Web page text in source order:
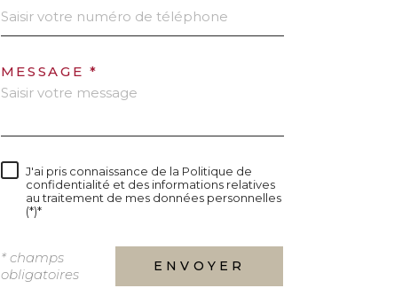
MESSAGE *
J'ai pris connaissance de la Politique de
confidentialité et des informations relatives
au traitement de mes données personnelles
(*)*
* champs
obligatoires
ENVOYER